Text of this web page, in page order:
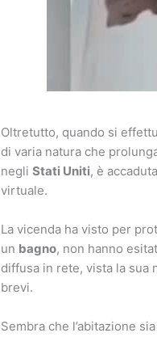
Oltretutto, quando si
di varia natura che
negli Stati Uniti, è
virtuale.
La vicenda ha visto per
un bagno, non hanno
diffusa in rete, vista la sua
brevi.
Sembra che l’abitazione